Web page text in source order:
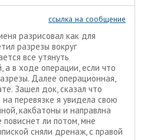
ссылка на сообщение
разрисовал как для
разрезы вокруг
все утянуть
а в ходе операции, если что
Далее операционная,
Зашел док, сказал что
перевязке я увидела свою
какбатоны и направлна
повиснет ли потом, мне
сняли дренаж, с правой